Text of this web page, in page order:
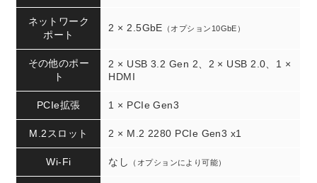
ネットワーク
ポート
2 × 2.5GbE （オプション10GbE）
その他のポー
ト
2 × USB 3.2 Gen 2、2 × USB 2.0、1 ×
HDMI
PCIe拡張 1 × PCIe Gen3
M.2スロット 2 × M.2 2280 PCIe Gen3 x1
Wi-Fi なし （オプションにより可能）